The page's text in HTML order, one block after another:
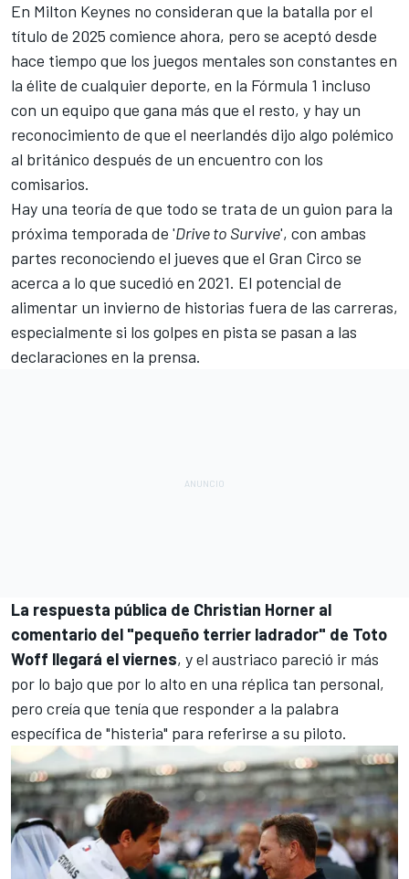
En Milton Keynes no consideran que la batalla por el
título de 2025 comience ahora, pero se aceptó desde
hace tiempo que los juegos mentales son constantes en
la élite de cualquier deporte, en la Fórmula 1 incluso
con un equipo que gana más que el resto, y hay un
reconocimiento de que el neerlandés dijo algo polémico
al británico después de un encuentro con los
comisarios.
Hay una teoría de que todo se trata de un guion para la
próxima temporada de 'Drive to Survive', con ambas
partes reconociendo el jueves que el Gran Circo se
acerca a lo que sucedió en 2021. El potencial de
alimentar un invierno de historias fuera de las carreras,
especialmente si los golpes en pista se pasan a las
declaraciones en la prensa.
La respuesta pública de Christian Horner al
comentario del "pequeño terrier ladrador" de Toto
Woff llegará el viernes, y el austriaco pareció ir más
por lo bajo que por lo alto en una réplica tan personal,
pero creía que tenía que responder a la palabra
específica de "histeria" para referirse a su piloto.